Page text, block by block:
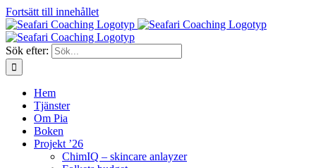
Fortsätt till innehållet
Sök efter:
Hem
Tjänster
Om Pia
Boken
Projekt ’26
ChimIQ – skincare anlayzer